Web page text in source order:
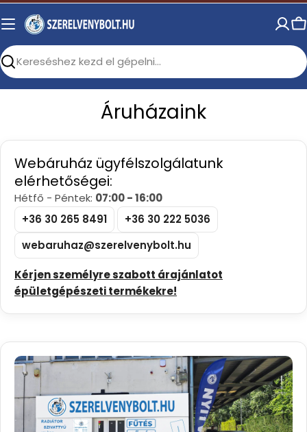
Skip
to
Search
Áruházaink
Webáruház ügyfélszolgálatunk
elérhetőségei:
Hétfő - Péntek: 07:00 - 16:00
+36 30 265 8491
+36 30 222 5036
webaruhaz@szerelvenybolt.hu
Kérjen személyre szabott árajánlatot
épületgépészeti termékekre!